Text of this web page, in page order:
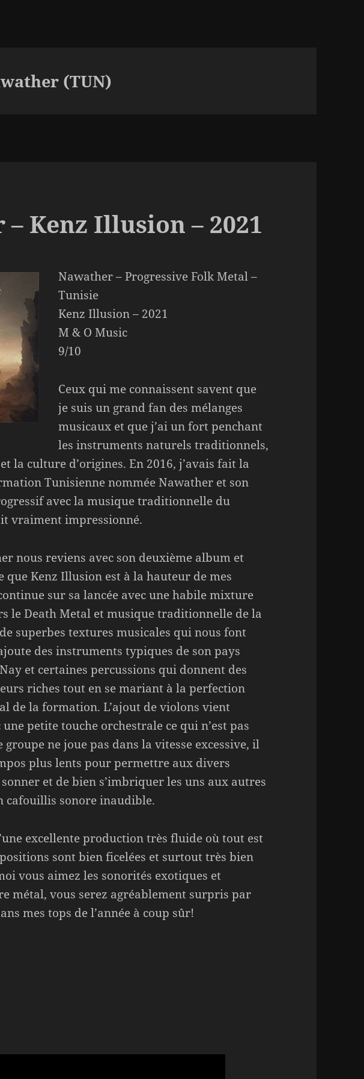
(TUN)
Kenz Illusion – 2021
Nawather – Progressive Folk Metal –
Tunisie
Kenz Illusion – 2021
M & O Music
9/10
Ceux qui me connaissent savent que
je suis un grand fan des mélanges
musicaux et que j’ai un fort penchant
les instruments naturels traditionnels,
la culture d’origines. En 2016, j’avais fait la
Tunisienne nommée Nawather et son
avec la musique traditionnelle du
vraiment impressionné.
nous reviens avec son deuxième album et
que Kenz Illusion est à la hauteur de mes
sur sa lancée avec une habile mixture
le Death Metal et musique traditionnelle de la
superbes textures musicales qui nous font
des instruments typiques de son pays
et certaines percussions qui donnent des
riches tout en se mariant à la perfection
de la formation. L’ajout de violons vient
petite touche orchestrale ce qui n’est pas
ne joue pas dans la vitesse excessive, il
plus lents pour permettre aux divers
et de bien s’imbriquer les uns aux autres
cafouillis sonore inaudible.
excellente production très fluide où tout est
sont bien ficelées et surtout très bien
vous aimez les sonorités exotiques et
métal, vous serez agréablement surpris par
mes tops de l’année à coup sûr!